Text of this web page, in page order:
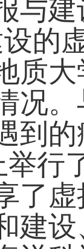
与
的
质
况
到
举行
了
建